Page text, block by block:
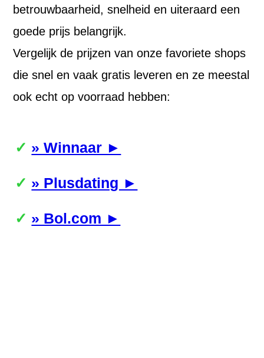
betrouwbaarheid, snelheid en uiteraard een
goede prijs belangrijk.
Vergelijk de prijzen van onze favoriete shops
die snel en vaak gratis leveren en ze meestal
ook echt op voorraad hebben:
» Winnaar ►
» Plusdating ►
» Bol.com ►